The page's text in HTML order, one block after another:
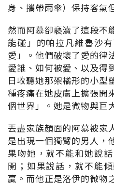
身、攜帶雨傘）保持客氣
然而阿慕卻褻瀆了這段不
能碰」的帕拉凡維魯沙
愛」。他們破壞了愛的律
愛誰、如何被愛、以及得
日收聽她那架橘形的小型
種疼痛在她皮膚上擴張開
個世界」。她是微物與巨
丟盡家族顏面的阿慕被家
是出現一個獨臂的男人，
果吻她，就不能和她說
開；如果說話，就不能
贏。而他正是洛伊的微物